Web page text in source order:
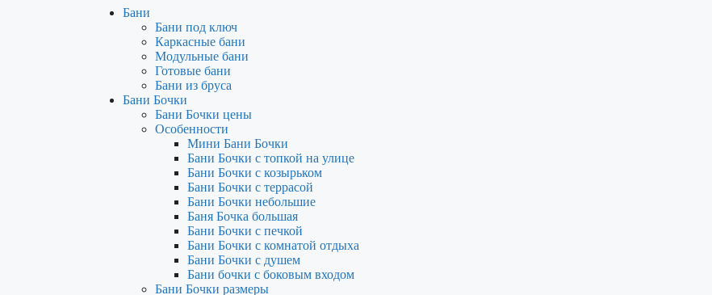
Бани
Бани под ключ
Каркасные бани
Модульные бани
Готовые бани
Бани из бруса
Бани Бочки
Бани Бочки цены
Особенности
Мини Бани Бочки
Бани Бочки с топкой на улице
Бани Бочки с козырьком
Бани Бочки с террасой
Бани Бочки небольшие
Баня Бочка большая
Бани Бочки с печкой
Бани Бочки с комнатой отдыха
Бани Бочки с душем
Бани бочки с боковым входом
Бани Бочки размеры